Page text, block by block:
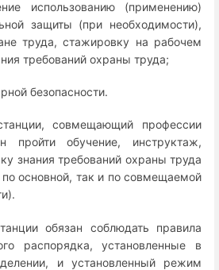
использованию (применению)
защиты (при необходимости),
труда, стажировку на рабочем
требований охраны труда;
безопасности.
совмещающий профессии
пройти обучение, инструктаж,
знания требований охраны труда
основной, так и по совмещаемой
обязан соблюдать правила
распорядка, установленные в
и установленный режим